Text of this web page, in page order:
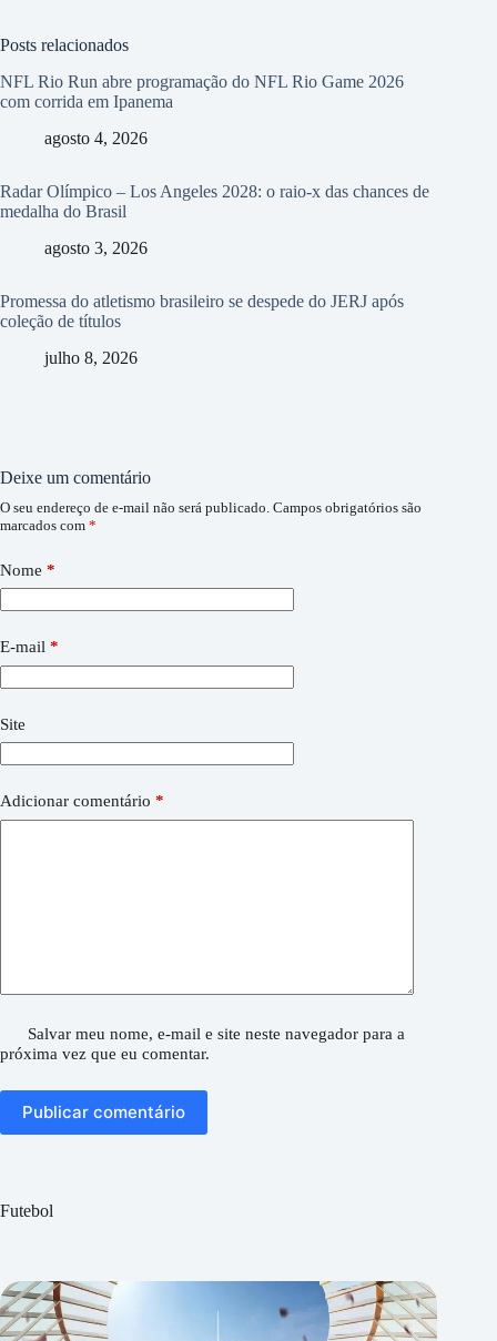
Posts relacionados
NFL Rio Run abre programação do NFL Rio Game 2026
com corrida em Ipanema
agosto 4, 2026
Radar Olímpico – Los Angeles 2028: o raio-x das chances de
medalha do Brasil
agosto 3, 2026
Promessa do atletismo brasileiro se despede do JERJ após
coleção de títulos
julho 8, 2026
Deixe um comentário
O seu endereço de e-mail não será publicado. Campos obrigatórios são
marcados com *
Nome *
E-mail *
Site
Adicionar comentário *
Salvar meu nome, e-mail e site neste navegador para a
próxima vez que eu comentar.
Publicar comentário
Futebol